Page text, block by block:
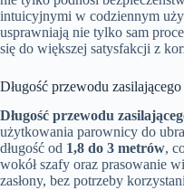
intuicyjnymi w codziennym
usprawniają nie tylko sam
się do większej satysfakcji z
Długość przewodu
Długość przewodu
użytkowania parownicy do
długość od 1,8 do 3 metrów,
wokół szafy oraz prasowanie
zasłony, bez potrzeby